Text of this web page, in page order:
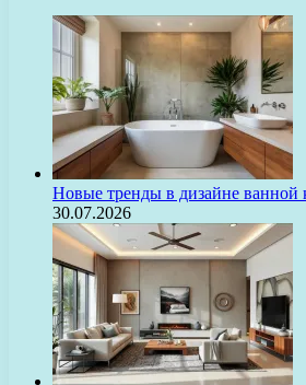
Новые тренды в дизайне
30.07.2026